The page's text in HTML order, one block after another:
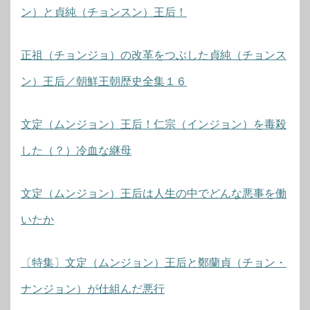
ン）と貞純（チョンスン）王后！
正祖（チョンジョ）の改革をつぶした貞純（チョンス
ン）王后／朝鮮王朝歴史全集１６
文定（ムンジョン）王后！仁宗（インジョン）を毒殺
した（？）冷血な継母
文定（ムンジョン）王后は人生の中でどんな悪事を働
いたか
〔特集〕文定（ムンジョン）王后と鄭蘭貞（チョン・
ナンジョン）が仕組んだ悪行